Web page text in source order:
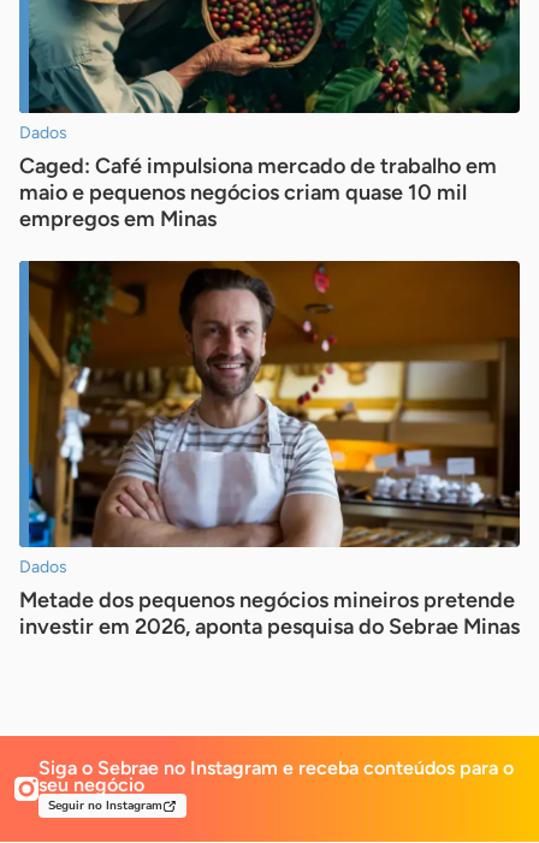
Dados
Caged: Café impulsiona mercado de trabalho em
maio e pequenos negócios criam quase 10 mil
empregos em Minas
Dados
Metade dos pequenos negócios mineiros pretende
investir em 2026, aponta pesquisa do Sebrae Minas
Siga o Sebrae no Instagram e receba conteúdos para o
seu negócio
Seguir no Instagram